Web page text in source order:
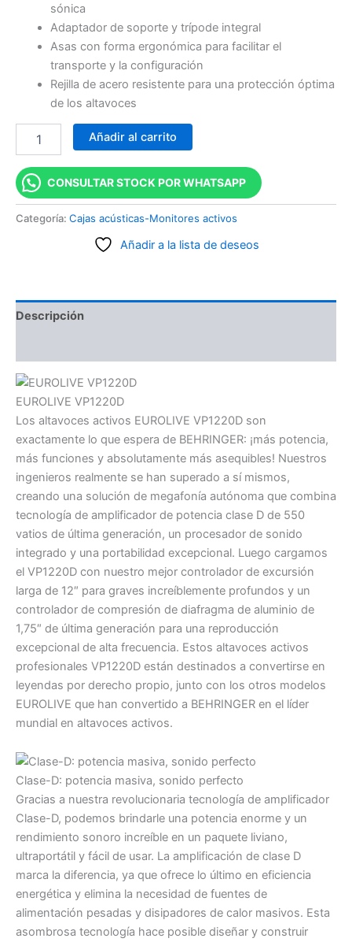
sónica
Adaptador de soporte y trípode integral
Asas con forma ergonómica para facilitar el
transporte y la configuración
Rejilla de acero resistente para una protección óptima
de los altavoces
Añadir al carrito
CONSULTAR STOCK POR WHATSAPP
Categoría: Cajas acústicas-Monitores activos
Añadir a la lista de deseos
Descripción
EUROLIVE VP1220D
Los altavoces activos EUROLIVE VP1220D son
exactamente lo que espera de BEHRINGER: ¡más potencia,
más funciones y absolutamente más asequibles! Nuestros
ingenieros realmente se han superado a sí mismos,
creando una solución de megafonía autónoma que combina
tecnología de amplificador de potencia clase D de 550
vatios de última generación, un procesador de sonido
integrado y una portabilidad excepcional. Luego cargamos
el VP1220D con nuestro mejor controlador de excursión
larga de 12″ para graves increíblemente profundos y un
controlador de compresión de diafragma de aluminio de
1,75″ de última generación para una reproducción
excepcional de alta frecuencia. Estos altavoces activos
profesionales VP1220D están destinados a convertirse en
leyendas por derecho propio, junto con los otros modelos
EUROLIVE que han convertido a BEHRINGER en el líder
mundial en altavoces activos.
Clase-D: potencia masiva, sonido perfecto
Gracias a nuestra revolucionaria tecnología de amplificador
Clase-D, podemos brindarle una potencia enorme y un
rendimiento sonoro increíble en un paquete liviano,
ultraportátil y fácil de usar. La amplificación de clase D
marca la diferencia, ya que ofrece lo último en eficiencia
energética y elimina la necesidad de fuentes de
alimentación pesadas y disipadores de calor masivos. Esta
asombrosa tecnología hace posible diseñar y construir